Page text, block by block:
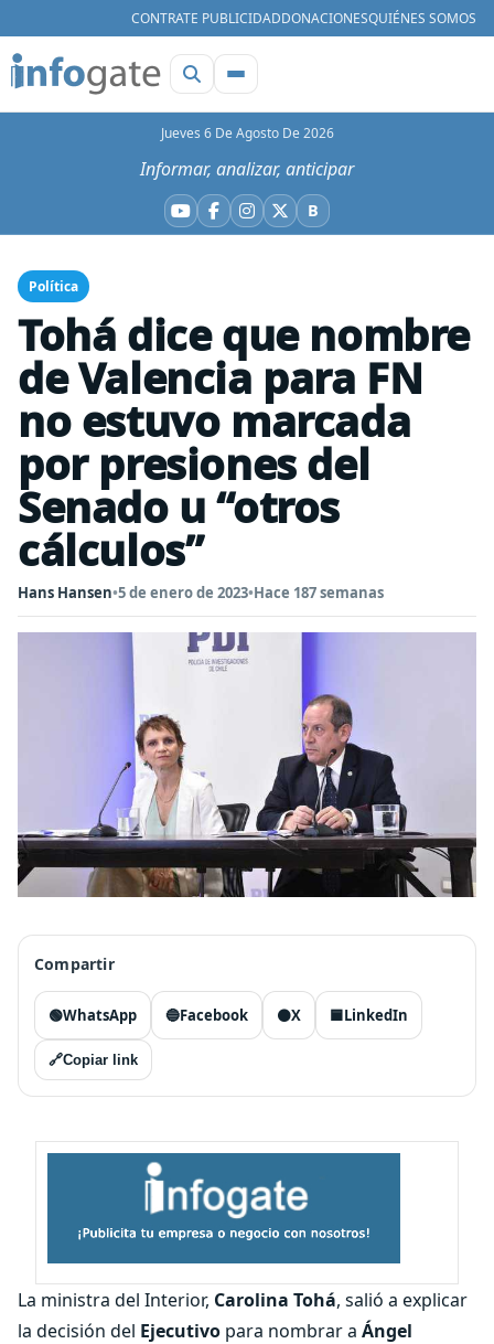
CONTRATE PUBLICIDADDONACIONESQUIÉNES SOMOS
Jueves 6 De Agosto De 2026
Informar, analizar, anticipar
YouTube
Facebook
Instagram
X BBluesky
Política
Tohá dice que nombre
de Valencia para FN
no estuvo marcada
por presiones del
Senado u “otros
cálculos”
Hans Hansen•5 de enero de 2023•Hace 187 semanas
Compartir
🟢WhatsApp 🔵Facebook ⚫X 🟦LinkedIn
🔗Copiar link
La ministra del Interior, Carolina Tohá, salió a explicar
la decisión del Ejecutivo para nombrar a Ángel